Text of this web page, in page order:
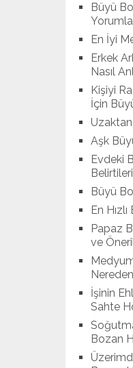
Büyü
En İyi
Erkek
Nasıl
Kişiyi
İçin
Aşk
Evdeki
Belirtileri
Büyü
En
Papaz
ve
İşinin
Sahte
Bozan